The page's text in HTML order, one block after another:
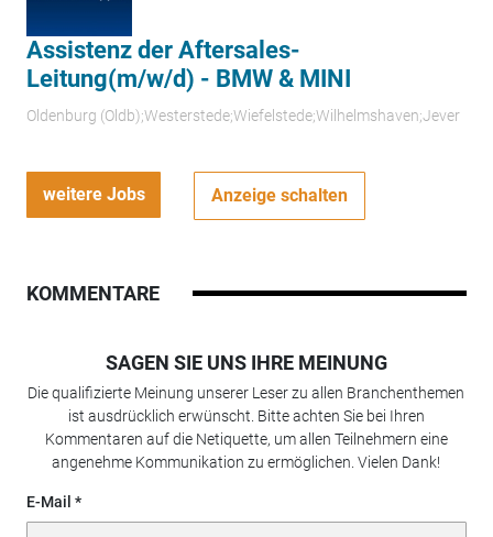
Assistenz der Aftersales-
Leitung(m/w/d) - BMW & MINI
Oldenburg (Oldb);Westerstede;Wiefelstede;Wilhelmshaven;Jever
weitere Jobs Anzeige schalten
KOMMENTARE
SAGEN SIE UNS IHRE MEINUNG
Die qualifizierte Meinung unserer Leser zu allen Branchenthemen
ist ausdrücklich erwünscht. Bitte achten Sie bei Ihren
Kommentaren auf die Netiquette, um allen Teilnehmern eine
angenehme Kommunikation zu ermöglichen. Vielen Dank!
E-Mail